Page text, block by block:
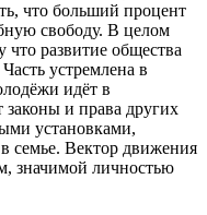
что больший процент
свободу. В целом
развитие общества
устремлена в
идёт в
и права других
установками,
семье. Вектор движения
значимой личностью